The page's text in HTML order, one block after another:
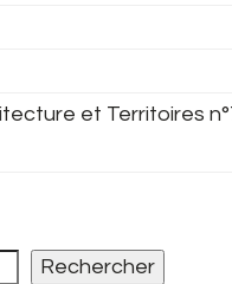
et Territoires
Rechercher